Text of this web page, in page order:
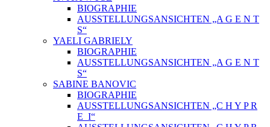
BIOGRAPHIE
AUSSTELLUNGSANSICHTEN „A G E N T
S“
YAELI GABRIELY
BIOGRAPHIE
AUSSTELLUNGSANSICHTEN „A G E N T
S“
SABINE BANOVIC
BIOGRAPHIE
AUSSTELLUNGSANSICHTEN „C H Y P R
E_I“